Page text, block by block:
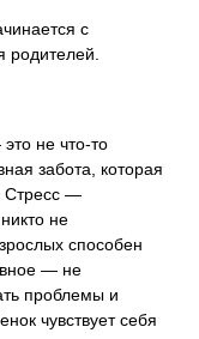
с
родителей.
не что-то
забота, которая
Стресс —
не
способен
— не
проблемы и
чувствует себя